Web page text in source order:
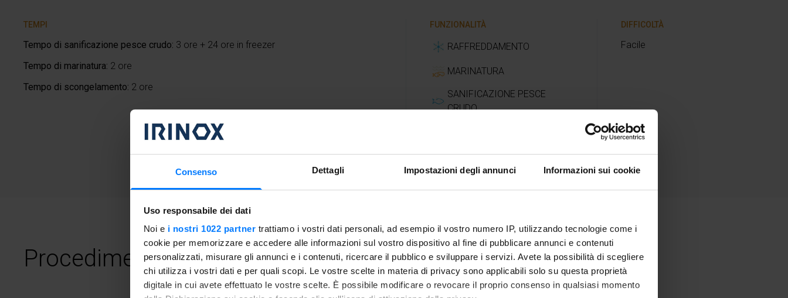
Consenso Dettagli Impostazioni degli annunci Informazioni sui cookie
Uso responsabile dei dati
Noi e i nostri 1022 partner trattiamo i vostri dati personali, ad esempio il vostro numero IP, utilizzando tecnologie come i
cookie per memorizzare e accedere alle informazioni sul vostro dispositivo al fine di pubblicare annunci e contenuti
personalizzati, misurare gli annunci e i contenuti, ricercare il pubblico e sviluppare i servizi. Avete la possibilità di scegliere
chi utilizza i vostri dati e per quali scopi. Le vostre scelte in materia di privacy sono applicabili solo su questa proprietà
digitale in cui avete effettuato le vostre scelte. È possibile modificare o revocare il proprio consenso in qualsiasi momento
TEMPI
Tempo di sanificazione pesce crudo: 3 ore + 24 ore in freezer
Tempo di marinatura: 2 ore
Tempo di scongelamento: 2 ore
FUNZIONALITÀ
RAFFREDDAMENTO
MARINATURA
SANIFICAZIONE PESCE
CRUDO
DIFFICOLTÀ
Facile
Procedimento Suggerimenti